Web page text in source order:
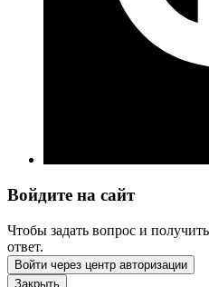
Войдите на сайт
Чтобы задать вопрос и
ответ.
Войти через центр авторизации
Закрыть